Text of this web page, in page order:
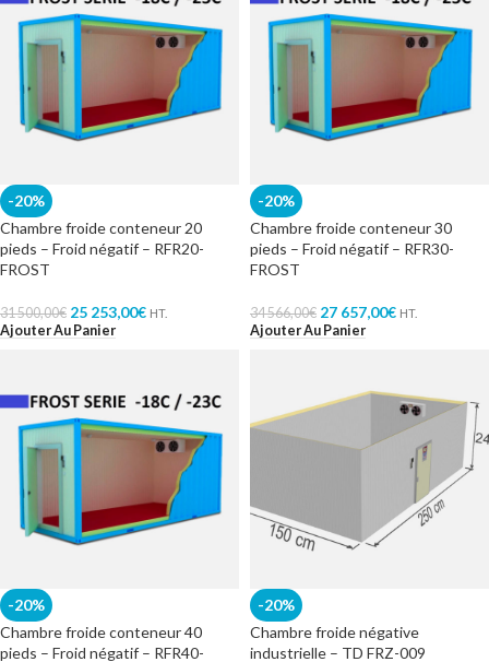
-20%
Chambre froide conteneur 20
pieds – Froid négatif – RFR20-
FROST
31 500,00€ 25 253,00€ HT.
Ajouter Au Panier
-20%
Chambre froide conteneur 30
pieds – Froid négatif – RFR30-
FROST
34 566,00€ 27 657,00€ HT.
Ajouter Au Panier
-20%
Chambre froide conteneur 40
pieds – Froid négatif – RFR40-
-20%
Chambre froide négative
industrielle – TD FRZ-009